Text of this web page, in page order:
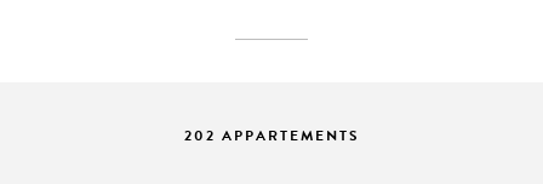
202 APPARTEMENTS